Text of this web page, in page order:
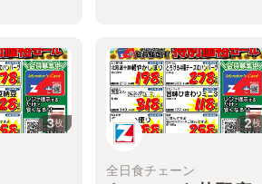
3枚 2枚
全日食チェーン